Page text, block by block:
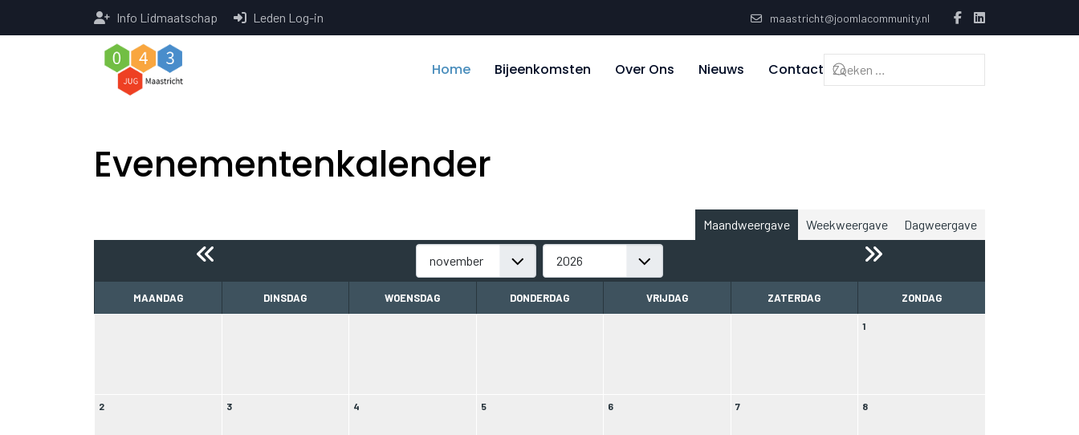
Info Lidmaatschap Leden Log-in maastricht@joomlacommunity.nl
Home Bijeenkomsten Over Ons Nieuws Contact
Evenementenkalender
Maandweergave Weekweergave Dagweergave
MAANDAG DINSDAG WOENSDAG DONDERDAG VRIJDAG ZATERDAG ZONDAG
1
2 3 4 5 6 7 8